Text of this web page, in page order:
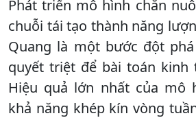
Phát triển mô hình chăn
chuỗi tái tạo thành năng
Quang là một bước đột
quyết triệt để bài toán kinh
Hiệu quả lớn nhất của mô
khả năng khép kín vòng